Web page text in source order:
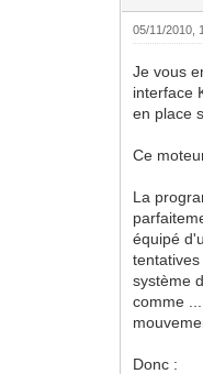
05/11/2010,
Je vous
interface
en place
Ce
La
équipé
système
comme
Donc :